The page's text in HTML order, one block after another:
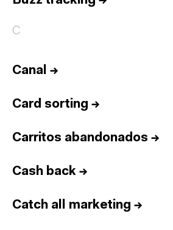
C
Canal →
Card sorting →
Carritos abandonados →
Cash back →
Catch all marketing →